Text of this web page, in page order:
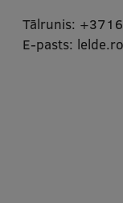
Tālrunis:
E-pasts: